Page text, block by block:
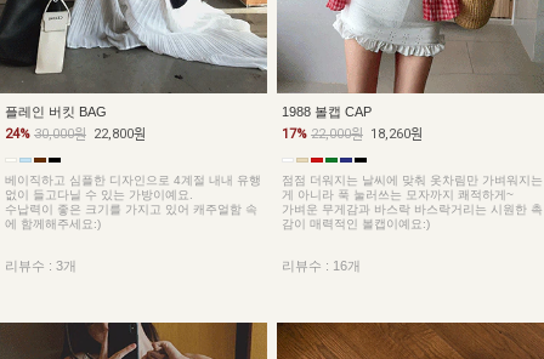
플레인 버킷 BAG
24% 30,000원 22,800원
베이직하고 심플한 디자인으로 4계절 내내 유행
없이 들고다닐 수 있는 가방이예요.
수납력이 좋은 크기를 가지고 있어 캐주얼함 속
에 함께해주세요:)
리뷰수 : 3개
1988 볼캡 CAP
17% 22,000원 18,260원
점점 더워지는 날씨에 맞춰 옷차림만 가벼워지는
게 아니라 푹 눌러쓰는 모자까지 쾌적하게~
가벼운 무게감과 바스락 바스락거리는 시원한 촉
감이 매력적인 볼캡이예요:)
리뷰수 : 16개